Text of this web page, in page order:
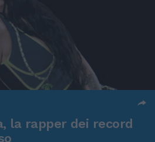
la rapper dei record